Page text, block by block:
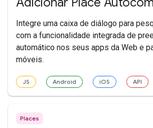
Integre uma caixa de diálogo para
com a funcionalidade integrada de
automático nos seus apps da Web e
móveis.
JS Android iOS API
Places